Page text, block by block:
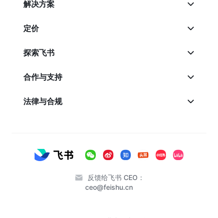
解决方案
定价
探索飞书
合作与支持
法律与合规
反馈给飞书 CEO：
ceo@feishu.cn